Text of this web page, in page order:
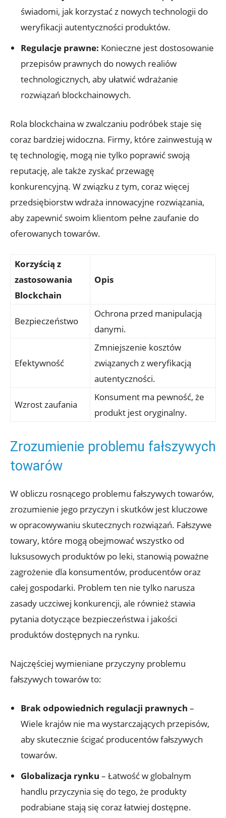
świadomi, jak korzystać z nowych technologii do
weryfikacji autentyczności produktów.
Regulacje prawne: Konieczne jest dostosowanie
przepisów prawnych do nowych realiów
technologicznych, aby ułatwić wdrażanie
rozwiązań blockchainowych.
Rola‍ blockchaina w zwalczaniu⁤ podróbek staje ​się⁣
coraz bardziej widoczna.⁣ Firmy, które zainwestują w
tę technologię, mogą nie tylko poprawić swoją
reputację, ale także zyskać przewagę
konkurencyjną. W związku z tym, coraz więcej
przedsiębiorstw wdraża innowacyjne rozwiązania,
aby zapewnić swoim klientom pełne zaufanie do
oferowanych towarów.
Korzyścią z‌
zastosowania
Blockchain
Opis
Bezpieczeństwo
Ochrona przed manipulacją
danymi.
Efektywność
Zmniejszenie kosztów
związanych z weryfikacją
⁢autentyczności.
Wzrost zaufania
Konsument ma⁣ pewność, że
produkt jest oryginalny.
Zrozumienie problemu fałszywych
towarów
W obliczu rosnącego problemu⁢ fałszywych towarów,
zrozumienie jego przyczyn i skutków jest kluczowe
‌w‌ opracowywaniu skutecznych rozwiązań. Fałszywe
‌towary, które mogą obejmować wszystko od
luksusowych produktów po leki, stanowią poważne
zagrożenie dla konsumentów,⁢ producentów oraz
całej gospodarki. Problem ten nie tylko narusza
zasady uczciwej konkurencji, ale również stawia
pytania dotyczące bezpieczeństwa i jakości
produktów dostępnych na rynku.
Najczęściej ⁤wymieniane przyczyny problemu
fałszywych towarów⁣ to:
Brak odpowiednich regulacji prawnych –
Wiele krajów nie ma wystarczających przepisów,
aby skutecznie ‍ścigać producentów fałszywych
towarów.
Globalizacja rynku – Łatwość w globalnym
handlu przyczynia się do tego, że produkty
podrabiane stają się coraz⁤ łatwiej dostępne.